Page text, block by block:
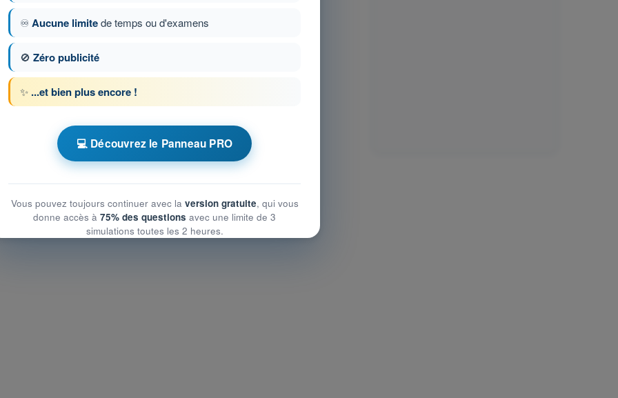
48 sur 103
QCM Drone STS - Examen CATS
et opérationnelle du risque au sol
et opérationnelle du risque au sol
♾️Aucune limitede temps ou d'examens
🚫 Zéro publicité
✨ ...et bien plus encore !
💻 Découvrez le Panneau PRO
Vous pouvez toujours continuer avec la version gratuite, qui vous
donne accès à 75% des questions avec une limite de 3
simulations toutes les 2 heures.